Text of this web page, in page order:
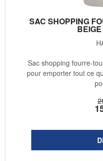
SAC SHOPPING
Sac shopping fourre-
pour emporter tout ce